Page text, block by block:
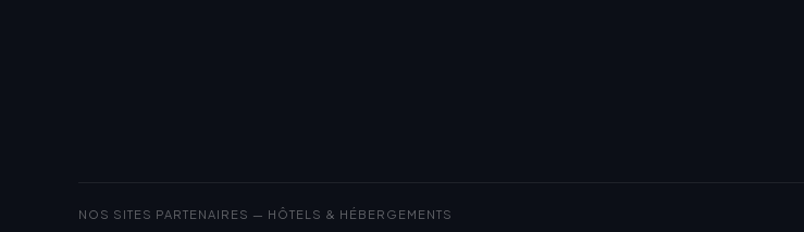
NOS SITES PARTENAIRES — HÔTELS & HÉBERGEMENTS